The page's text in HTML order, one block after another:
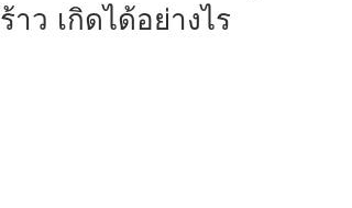
ร้าว เกิดได้อย่างไร